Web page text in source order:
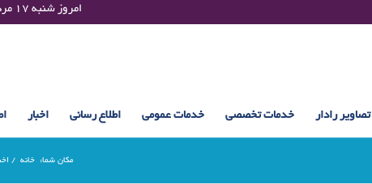
Saturday 08 August 2026 , 11:17 UTC ¤¤¤¤ امروز شنبه ۱۷ مرداد ۱۴۰۵ساعت : ۱۱:۱۷
تصاویر رادار خدمات تخصصی خدمات عمومی اطلاع رسانی اخبار
مکان شما: خانه /